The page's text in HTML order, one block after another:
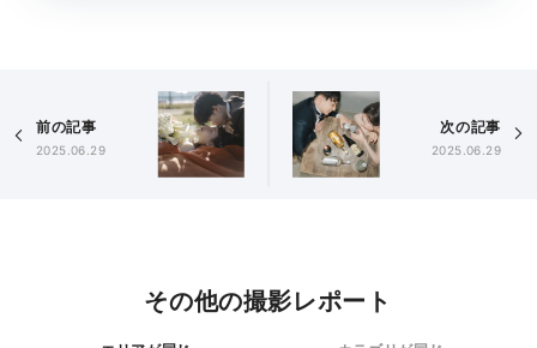
前の記事
2025.06.29
次の記事
2025.06.29
その他の撮影レポート